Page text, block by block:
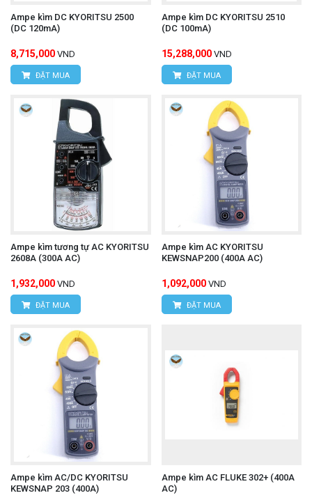
Ampe kìm DC KYORITSU 2500
(DC 120mA)
8,715,000 VND
ĐẶT MUA
Ampe kìm DC KYORITSU 2510
(DC 100mA)
15,288,000 VND
ĐẶT MUA
Ampe kìm tương tự AC KYORITSU
2608A (300A AC)
1,932,000 VND
ĐẶT MUA
Ampe kìm AC KYORITSU
KEWSNAP200 (400A AC)
1,092,000 VND
ĐẶT MUA
Ampe kìm AC/DC KYORITSU
KEWSNAP 203 (400A)
Ampe kìm AC FLUKE 302+ (400A
AC)